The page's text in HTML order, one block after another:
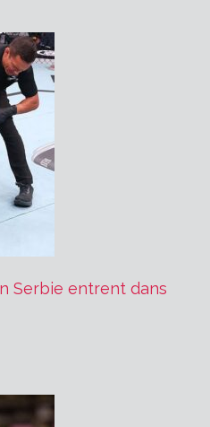
Serbie entrent dans